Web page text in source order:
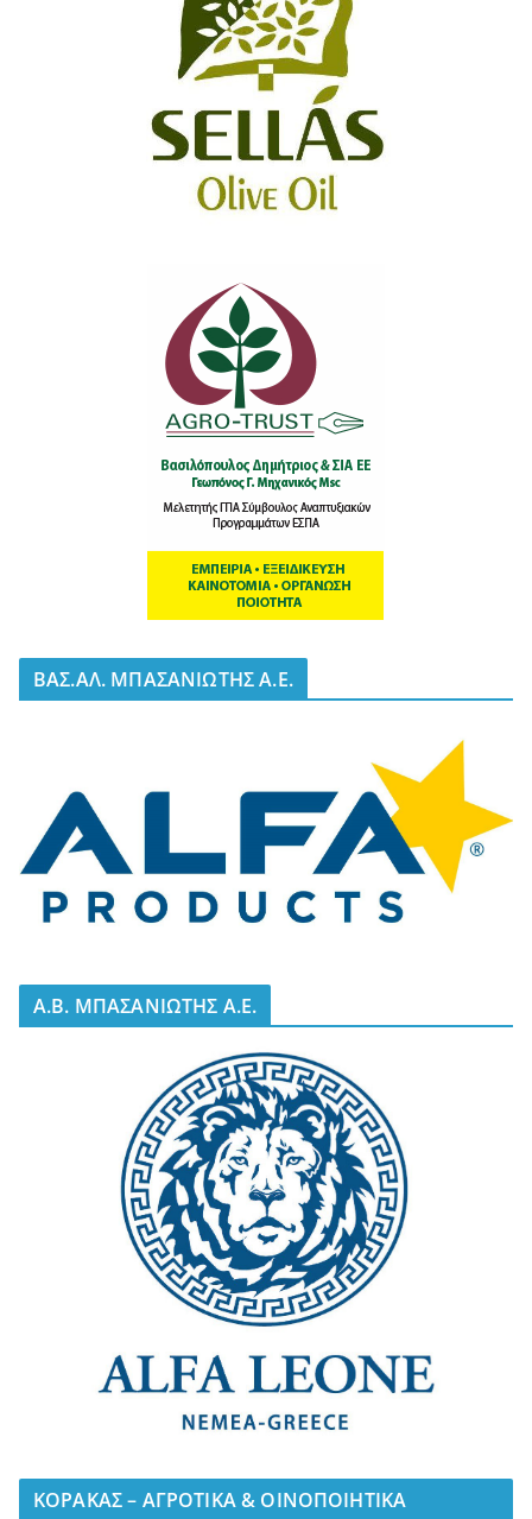
BΑΣ.ΑΛ. ΜΠΑΣΑΝΙΩΤΗΣ Α.Ε.
A.B. ΜΠΑΣΑΝΙΩΤΗΣ Α.Ε.
ΚΟΡΑΚΑΣ – ΑΓΡΟΤΙΚΑ & ΟΙΝΟΠΟΙΗΤΙΚΑ